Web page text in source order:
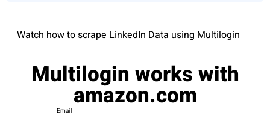
Watch how to scrape LinkedIn Data using Multilogin
Multilogin works with
amazon.com
Email